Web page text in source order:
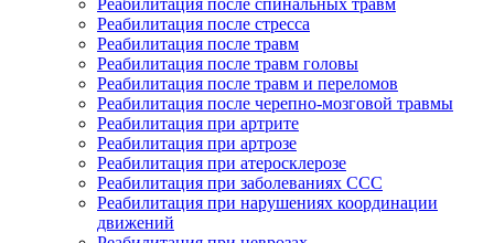
Реабилитация после спинальных травм
Реабилитация после стресса
Реабилитация после травм
Реабилитация после травм головы
Реабилитация после травм и переломов
Реабилитация после черепно-мозговой травмы
Реабилитация при артрите
Реабилитация при артрозе
Реабилитация при атеросклерозе
Реабилитация при заболеваниях ССС
Реабилитация при нарушениях координации
движений